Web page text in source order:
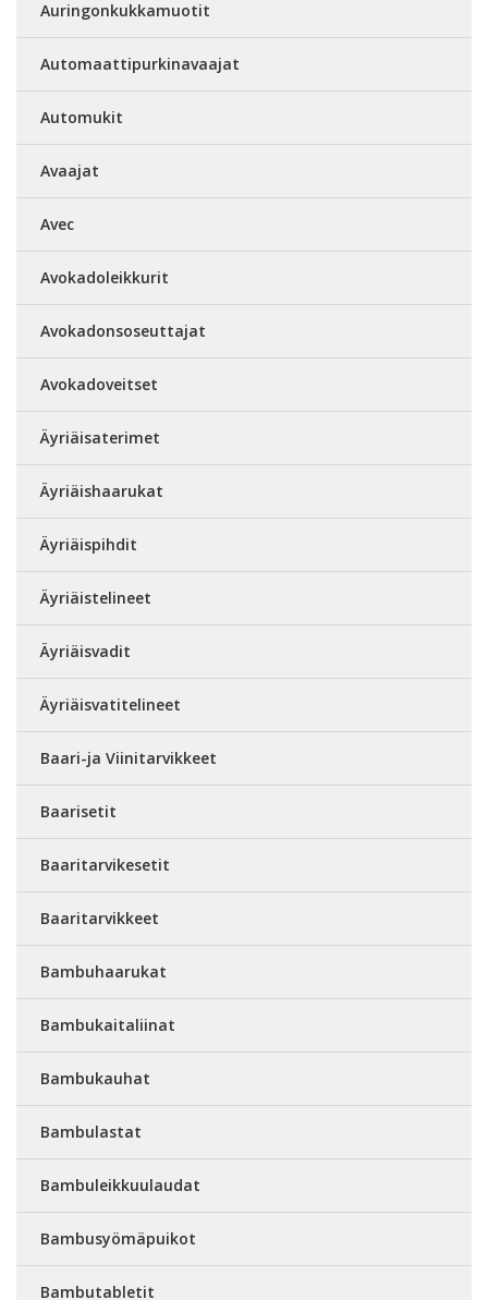
Auringonkukkamuotit
Automaattipurkinavaajat
Automukit
Avaajat
Avec
Avokadoleikkurit
Avokadonsoseuttajat
Avokadoveitset
Äyriäisaterimet
Äyriäishaarukat
Äyriäispihdit
Äyriäistelineet
Äyriäisvadit
Äyriäisvatitelineet
Baari-ja Viinitarvikkeet
Baarisetit
Baaritarvikesetit
Baaritarvikkeet
Bambuhaarukat
Bambukaitaliinat
Bambukauhat
Bambulastat
Bambuleikkuulaudat
Bambusyömäpuikot
Bambutabletit